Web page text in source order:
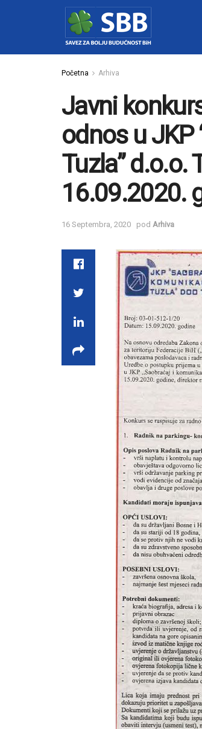
Početna Arhiva
Javni
odnos u JKP
Tuzla” d.o.o.
16.09.2020.
16 Septembra, 2020 pod Arhiva